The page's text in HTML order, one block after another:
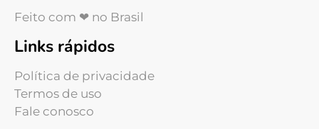
Feito com ❤ no Brasil
Links rápidos
Política de privacidade
Termos de uso
Fale conosco